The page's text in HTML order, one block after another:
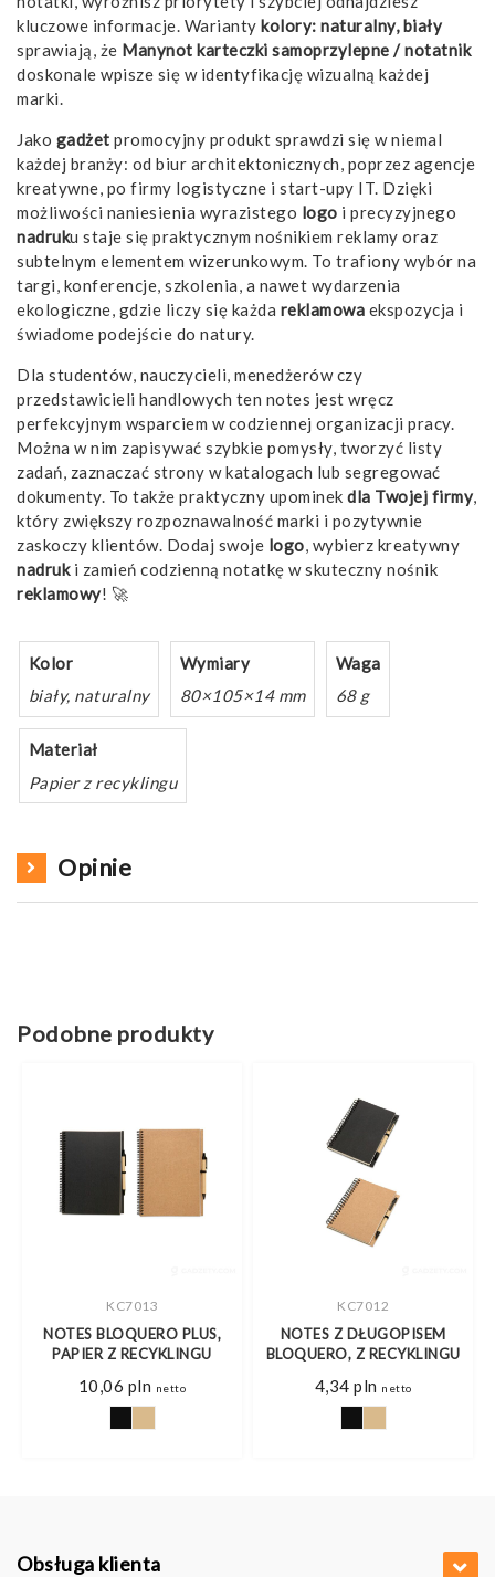
kluczowe informacje. Warianty kolory: naturalny, biały
sprawiają, że Manynot karteczki samoprzylepne / notatnik
doskonale wpisze się w identyfikację wizualną każdej
marki.
Jako gadżet promocyjny produkt sprawdzi się w niemal
każdej branży: od biur architektonicznych, poprzez agencje
kreatywne, po firmy logistyczne i start-upy IT. Dzięki
możliwości naniesienia wyrazistego logo i precyzyjnego
nadruku staje się praktycznym nośnikiem reklamy oraz
subtelnym elementem wizerunkowym. To trafiony wybór na
targi, konferencje, szkolenia, a nawet wydarzenia
ekologiczne, gdzie liczy się każda reklamowa ekspozycja i
świadome podejście do natury.
Dla studentów, nauczycieli, menedżerów czy
przedstawicieli handlowych ten notes jest wręcz
perfekcyjnym wsparciem w codziennej organizacji pracy.
Można w nim zapisywać szybkie pomysły, tworzyć listy
zadań, zaznaczać strony w katalogach lub segregować
dokumenty. To także praktyczny upominek dla Twojej firmy,
który zwiększy rozpoznawalność marki i pozytywnie
zaskoczy klientów. Dodaj swoje logo, wybierz kreatywny
nadruki zamień codzienną notatkę w skuteczny nośnik
reklamowy! 🚀
Kolor
biały, naturalny
Wymiary
80×105×14 mm
Waga
68 g
Materiał
Papier z recyklingu
Opinie
Podobne produkty
KC7013
NOTES BLOQUERO PLUS,
PAPIER Z RECYKLINGU
10,06 pln netto
KC7012
NOTES Z DŁUGOPISEM
BLOQUERO, Z RECYKLINGU
4,34 pln netto
Obsługa klienta